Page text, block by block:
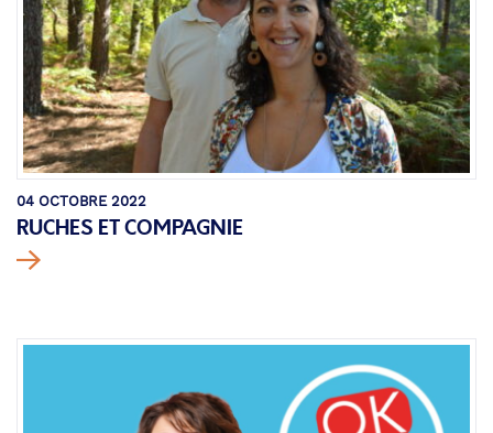
04 OCTOBRE 2022
RUCHES ET COMPAGNIE